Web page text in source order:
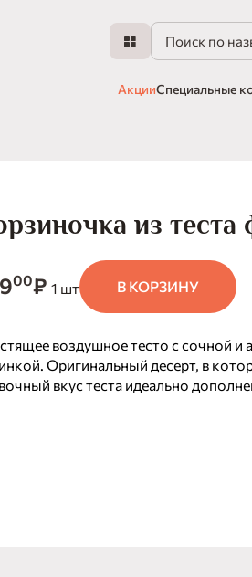
АкцииСпециальные
из
00₽ 1 шт В КОРЗИНУ
воздушное тесто с сочной
Оригинальный десерт, в
вкус теста идеально